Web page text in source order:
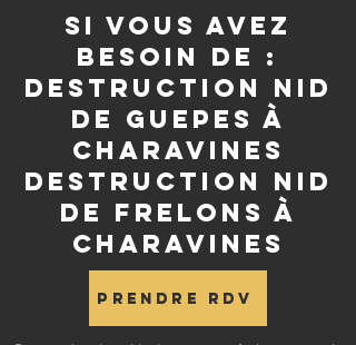
si vous avez
besoin de :
destruction nid
de guepes à
Charavines
destruction nid
de frelons à
Charavines
Prendre RDV